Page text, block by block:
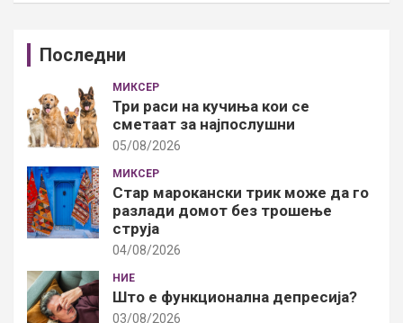
Последни
МИКСЕР
Три раси на кучиња кои се
сметаат за најпослушни
05/08/2026
МИКСЕР
Стар марокански трик може да го
разлади домот без трошење
струја
04/08/2026
НИЕ
Што е функционална депресија?
03/08/2026